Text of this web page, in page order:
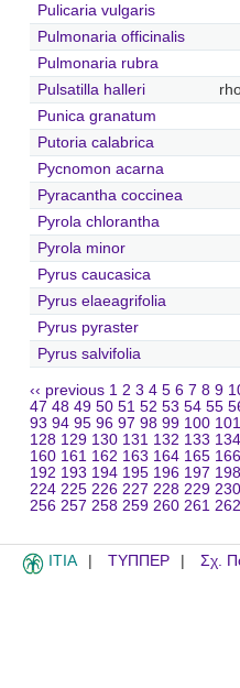
Pulicaria vulgaris
Pulmonaria officinalis
Pulmonaria rubra
Pulsatilla halleri
Punica granatum
Putoria calabrica
Pycnomon acarna
Pyracantha coccinea
Pyrola chlorantha
Pyrola minor
Pyrus caucasica
Pyrus elaeagrifolia
Pyrus pyraster
Pyrus salvifolia
‹‹ previous 1 2 3 4 5 6 7 8 9
47 48 49 50 51 52 53 54 55
93 94 95 96 97 98 99 100 101
128 129 130 131 132 133 134
160 161 162 163 164 165 166
192 193 194 195 196 197 198
224 225 226 227 228 229 230
256 257 258 259 260 261 262
ITIA ΤΥΠΠΕΡ Σχ.